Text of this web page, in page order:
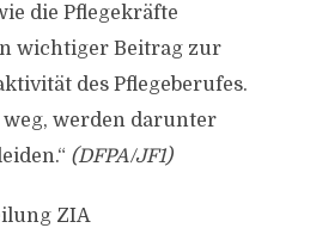
die Pflegekräfte
wichtiger Beitrag zur
des Pflegeberufes.
werden darunter
(DFPA/JF1)
ZIA